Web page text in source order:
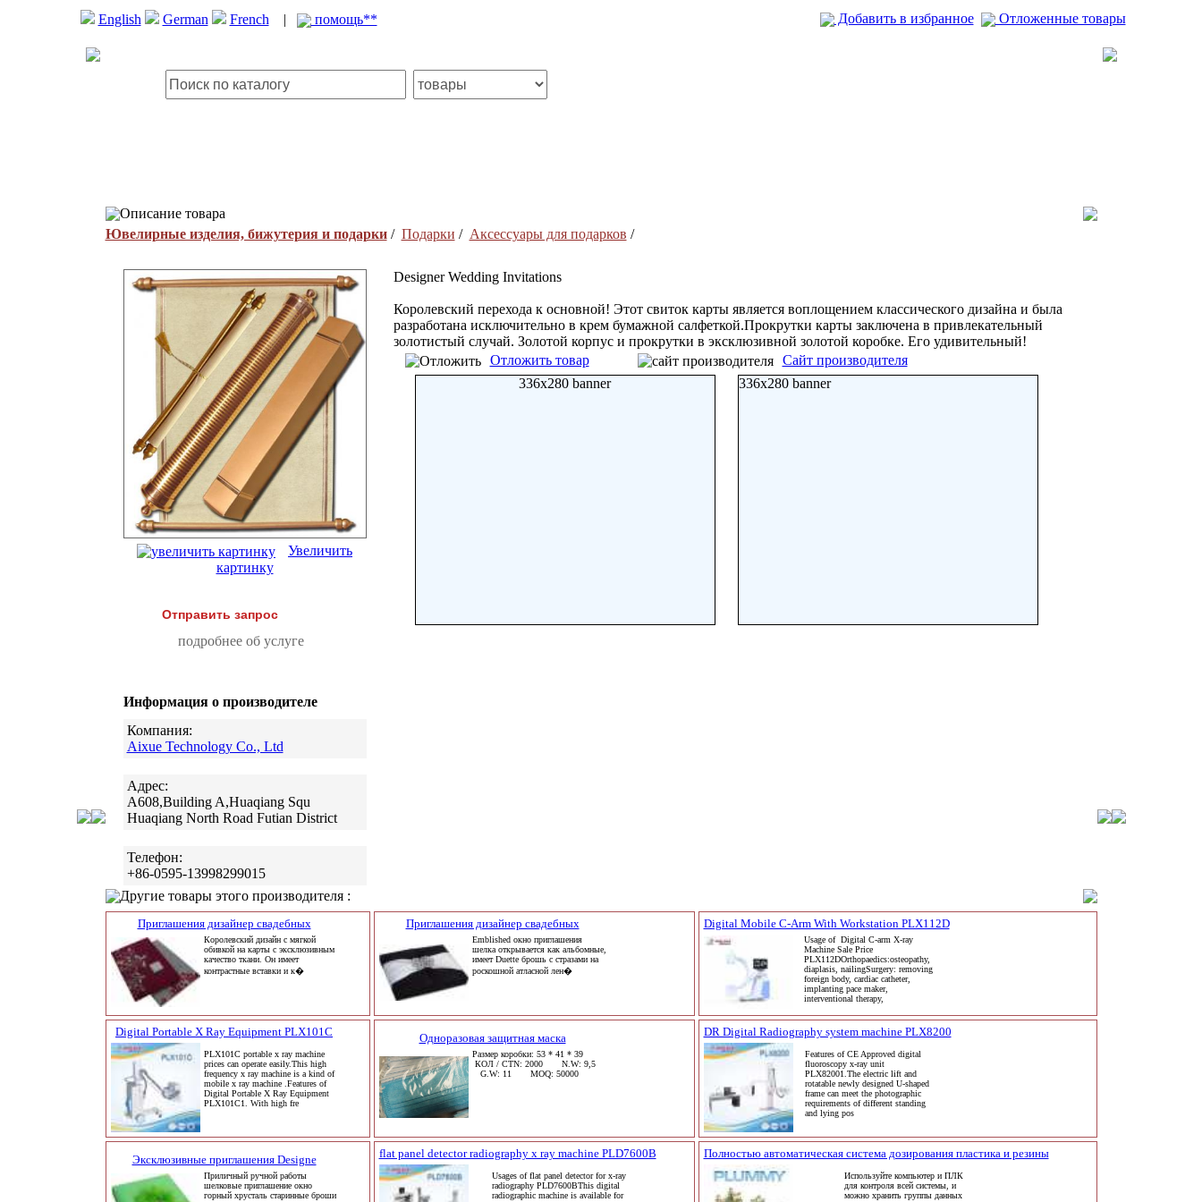
English German French | помощь** Добавить в избранное Отложенные товары
Описание товара
Ювелирные изделия, бижутерия и подарки/ Подарки / Аксессуары для подарков /
Увеличить
картинку
Отправить запрос
подробнее об услуге
Информация о производителе
Компания:
Aixue Technology Co., Ltd
Адрес:
A608,Building A,Huaqiang Squ
Huaqiang North Road Futian District
Телефон:
+86-0595-13998299015
Designer Wedding Invitations
Королевский перехода к основной! Этот свиток карты является воплощением классического дизайна и была
разработана исключительно в крем бумажной салфеткой.Прокрутки карты заключена в привлекательный
золотистый случай. Золотой корпус и прокрутки в эксклюзивной золотой коробке. Его удивительный!
Отложить товар
Сайт производителя
336x280 banner
336x280 banner
Другие товары этого производителя :
Приглашения дизайнер свадебных
Королевский дизайн с мягкой
обивкой на карты с эксклюзивным
качество ткани. Он имеет
контрастные вставки и к�
Приглашения дизайнер свадебных
Emblished окно приглашения
шелка открывается как альбомные,
имеет Duette брошь с стразами на
роскошной атласной лен�
Digital Mobile C-Arm With Workstation PLX112D
Usage of Digital C-arm X-ray
Machine Sale Price
PLX112DOrthopaedics:osteopathy,
diaplasis, nailingSurgery: removing
foreign body, cardiac catheter,
implanting pace maker,
interventional therapy,
Digital Portable X Ray Equipment PLX101C
PLX101C portable x ray machine
prices can operate easily.This high
frequency x ray machine is a kind of
mobile x ray machine .Features of
Digital Portable X Ray Equipment
PLX101C1. With high fre
Одноразовая защитная маска
Размер коробки: 53 * 41 * 39
КОЛ / CTN: 2000 N.W: 9,5
G.W: 11 MOQ: 50000
DR Digital Radiography system machine PLX8200
Features of CE Approved digital
fluoroscopy x-ray unit
PLX82001.The electric lift and
rotatable newly designed U-shaped
frame can meet the photographic
requirements of different standing
and lying pos
Эксклюзивные приглашения Designe
Приличный ручной работы
шелковые приглашение окно
горный хрусталь старинные броши
flat panel detector radiography x ray machine PLD7600B
Usages of flat panel detector for x-ray
radiography PLD7600BThis digital
radiographic machine is available for
Полностью автоматическая система дозирования пластика и резины
Используйте компьютер и ПЛК
для контроля всей системы, и
можно хранить группы данных